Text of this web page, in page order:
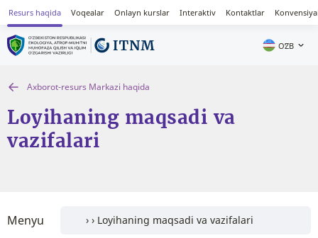
Resurs haqida Voqealar Onlayn kurslar Interaktiv Kontaktlar
OʻZB
Аxborot-resurs Markazi haqida
Loyihaning maqsadi va
vazifalari
Menyu